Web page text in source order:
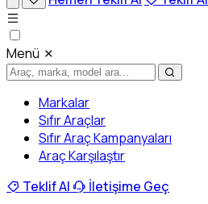
Menü
Markalar
Sıfır Araçlar
Sıfır Araç Kampanyaları
Araç Karşılaştır
Teklif Al
İletişime Geç